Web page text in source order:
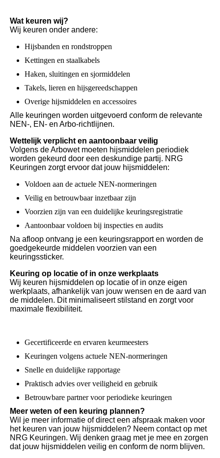
Wat keuren wij?
Wij keuren onder andere:
Hijsbanden en rondstroppen
Kettingen en staalkabels
Haken, sluitingen en sjormiddelen
Takels, lieren en hijsgereedschappen
Overige hijsmiddelen en accessoires
Alle keuringen worden uitgevoerd conform de relevante
NEN-, EN- en Arbo-richtlijnen.
Wettelijk verplicht en aantoonbaar veilig
Volgens de Arbowet moeten hijsmiddelen periodiek
worden gekeurd door een deskundige partij. NRG
Keuringen zorgt ervoor dat jouw hijsmiddelen:
Voldoen aan de actuele NEN-normeringen
Veilig en betrouwbaar inzetbaar zijn
Voorzien zijn van een duidelijke keuringsregistratie
Aantoonbaar voldoen bij inspecties en audits
Na afloop ontvang je een keuringsrapport en worden de
goedgekeurde middelen voorzien van een
keuringssticker.
Keuring op locatie of in onze werkplaats
Wij keuren hijsmiddelen op locatie of in onze eigen
werkplaats, afhankelijk van jouw wensen en de aard van
de middelen. Dit minimaliseert stilstand en zorgt voor
maximale flexibiliteit.
Gecertificeerde en ervaren keurmeesters
Keuringen volgens actuele NEN-normeringen
Snelle en duidelijke rapportage
Praktisch advies over veiligheid en gebruik
Betrouwbare partner voor periodieke keuringen
Meer weten of een keuring plannen?
Wil je meer informatie of direct een afspraak maken voor
het keuren van jouw hijsmiddelen? Neem contact op met
NRG Keuringen. Wij denken graag met je mee en zorgen
dat jouw hijsmiddelen veilig en conform de norm blijven.